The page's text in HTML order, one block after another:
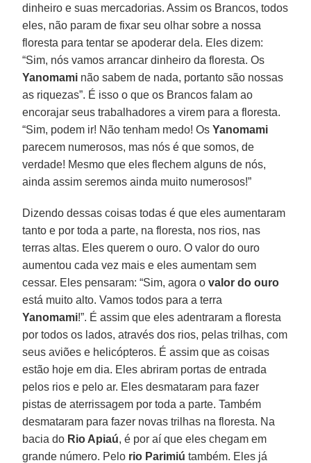
dinheiro e suas mercadorias. Assim os Brancos, todos
eles, não param de fixar seu olhar sobre a nossa
floresta para tentar se apoderar dela. Eles dizem:
“Sim, nós vamos arrancar dinheiro da floresta. Os
Yanomami não sabem de nada, portanto são nossas
as riquezas”. É isso o que os Brancos falam ao
encorajar seus trabalhadores a virem para a floresta.
“Sim, podem ir! Não tenham medo! OsYanomami
parecem numerosos, mas nós é que somos, de
verdade! Mesmo que eles flechem alguns de nós,
ainda assim seremos ainda muito numerosos!”
Dizendo dessas coisas todas é que eles aumentaram
tanto e por toda a parte, na floresta, nos rios, nas
terras altas. Eles querem o ouro. O valor do ouro
aumentou cada vez mais e eles aumentam sem
cessar. Eles pensaram: “Sim, agora ovalor do ouro
está muito alto. Vamos todos para a terra
Yanomami!”. É assim que eles adentraram a floresta
por todos os lados, através dos rios, pelas trilhas, com
seus aviões e helicópteros. É assim que as coisas
estão hoje em dia. Eles abriram portas de entrada
pelos rios e pelo ar. Eles desmataram para fazer
pistas de aterrissagem por toda a parte. Também
desmataram para fazer novas trilhas na floresta. Na
bacia do Rio Apiaú, é por aí que eles chegam em
grande número. Pelo rio Parimiú também. Eles já